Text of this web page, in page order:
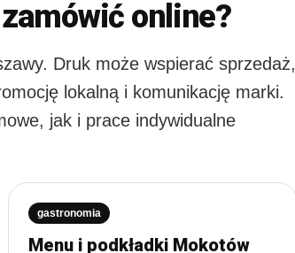
online?
Druk może wspierać sprzedaż,
lokalną i komunikację marki.
jak i prace indywidualne
gastronomia
Menu i podkładki Mokotów